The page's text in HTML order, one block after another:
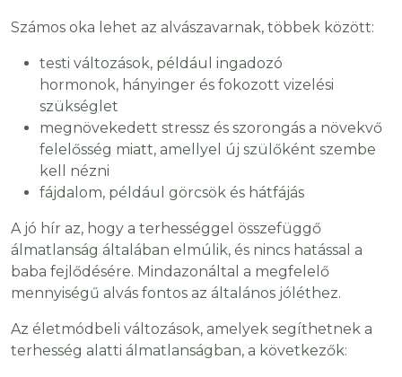
Számos oka lehet az alvászavarnak, többek között:
testi változások, például ingadozó
hormonok, hányinger és fokozott vizelési
szükséglet
megnövekedett stressz és szorongás a növekvő
felelősség miatt, amellyel új szülőként szembe
kell nézni
fájdalom, például görcsök és hátfájás
A jó hír az, hogy a terhességgel összefüggő
álmatlanság általában elmúlik, és nincs hatással a
baba fejlődésére. Mindazonáltal a megfelelő
mennyiségű alvás fontos az általános jóléthez.
Az életmódbeli változások, amelyek segíthetnek a
terhesség alatti álmatlanságban, a következők: